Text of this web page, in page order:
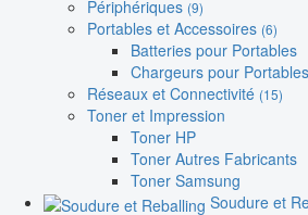
Périphériques (9)
Portables et Accessoires (6)
Batteries pour Portables
Chargeurs pour Portables
Réseaux et Connectivité (15)
Toner et Impression
Toner HP
Toner Autres Fabricants
Toner Samsung
Soudure et